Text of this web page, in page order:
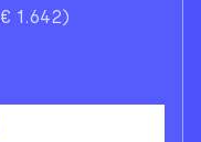
€ 1.642)